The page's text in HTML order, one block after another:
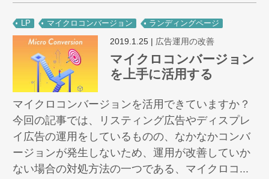
LP マイクロコンバージョン ランディングページ
2019.1.25 | 広告運用の改善
マイクロコンバージョン
を上手に活用する
マイクロコンバージョンを活用できていますか？
今回の記事では、リスティング広告やディスプレ
イ広告の運用をしているものの、なかなかコンバ
ージョンが発生しないため、運用が改善していか
ない場合の対処方法の一つである、マイクロコ...